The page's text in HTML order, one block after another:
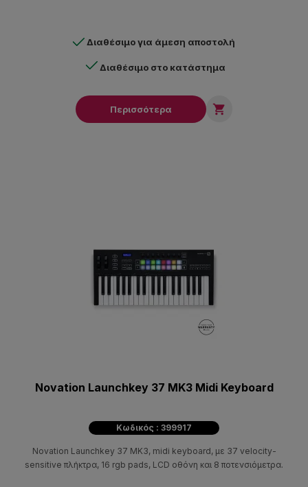
Διαθέσιμο για άμεση αποστολή
Διαθέσιμο στο κατάστημα
Περισσότερα 
Novation Launchkey 37 MK3 Midi Keyboard
Κωδικός : 399917
Novation Launchkey 37 MK3, midi keyboard, με 37 velocity-
sensitive πλήκτρα, 16 rgb pads, LCD οθόνη και 8 ποτενσιόμετρα.